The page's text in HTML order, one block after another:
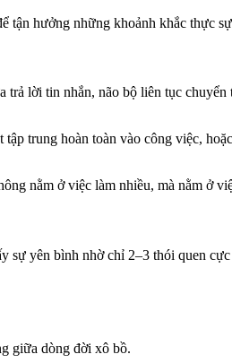
tận hưởng những khoảnh khắc thực
lời tin nhắn, não bộ liên tục chuyển
tập trung hoàn toàn vào công việc,
nằm ở việc làm nhiều, mà nằm ở
sự yên bình nhờ chỉ 2–3 thói quen
giữa dòng đời xô bồ.